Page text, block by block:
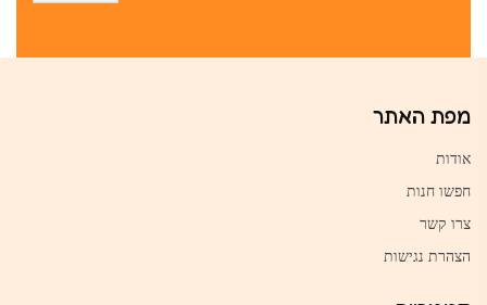
מפת האתר
אודות
חפשו חנות
צרו קשר
הצהרת נגישות